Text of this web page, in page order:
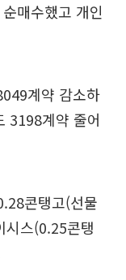
매수했고 개인
계약 감소하
3198계약 줄어
콘탱고(선물
시스(0.25콘탱